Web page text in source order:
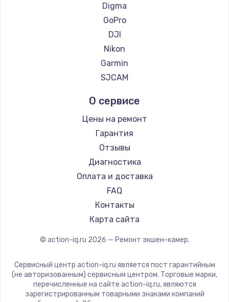
Замена SSD
Заказать
Восстановление данных
990 руб.
Заказать
Замена звуковой карты
1100 руб.
Заказать
Замена микрофона
1050 руб.
Заказать
Замена оперативной памяти
Заказать
Замена системы охлаждения
Digma
GoPro
DJI
Nikon
Garmin
SJCAM
О сервисе
Цены на ремонт
Гарантия
Отзывы
Диагностика
Оплата и доставка
FAQ
Контакты
Карта сайта
© action-iq.ru 2026 — Ремонт экшен-камер.
Сервисный центр action-iq.ru является пост гарантийным
(не авторизованным) сервисным центром. Торговые марки,
перечисленные на сайте action-iq.ru, являются
зарегистрированным товарными знаками компаний